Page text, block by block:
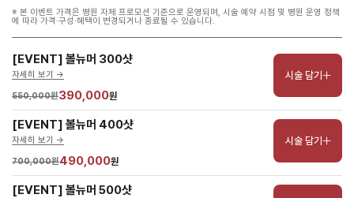
※ 본 이벤트 가격은 병원 자체 프로모션 기준으로 운영되며, 시술 예약 시점 및 병원 운영 정책
에 따라 가격·구성·혜택이 변경되거나 종료될 수 있습니다.
[EVENT] 볼뉴머 300샷
자세히 보기 ->
550,000원390,000원
시술 담기
[EVENT] 볼뉴머 400샷
자세히 보기 ->
700,000원490,000원
시술 담기
[EVENT] 볼뉴머 500샷